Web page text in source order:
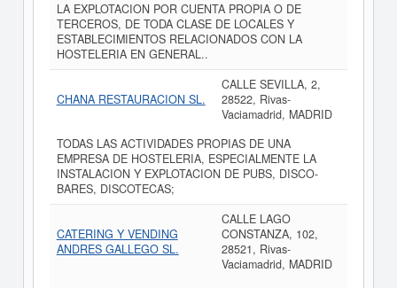
LA EXPLOTACION POR CUENTA PROPIA O DE
TERCEROS, DE TODA CLASE DE LOCALES Y
ESTABLECIMIENTOS RELACIONADOS CON LA
HOSTELERIA EN GENERAL..
CHANA RESTAURACION SL.
CALLE SEVILLA, 2,
28522, Rivas-
Vaciamadrid, MADRID
TODAS LAS ACTIVIDADES PROPIAS DE UNA
EMPRESA DE HOSTELERIA, ESPECIALMENTE LA
INSTALACION Y EXPLOTACION DE PUBS, DISCO-
BARES, DISCOTECAS;
CATERING Y VENDING
ANDRES GALLEGO SL.
CALLE LAGO
CONSTANZA, 102,
28521, Rivas-
Vaciamadrid, MADRID